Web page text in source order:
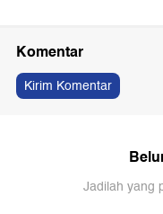
Komentar
Kirim Komentar
Jadilah yang